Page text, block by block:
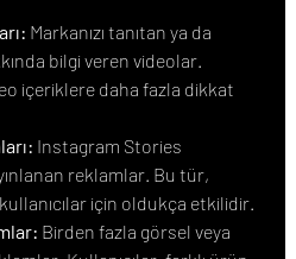
Markanızı tanıtan ya da
bilgi veren videolar.
içeriklere daha fazla dikkat
Instagram Stories
reklamlar. Bu tür,
için oldukça etkilidir.
Birden fazla görsel veya